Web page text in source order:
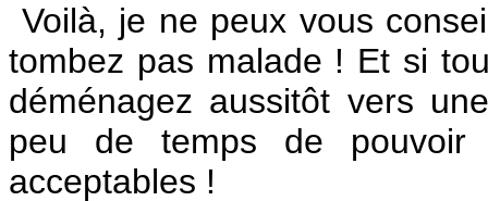
Voilà, je ne peux vous
tombez pas malade ! Et si
déménagez aussitôt vers
peu de temps de pouvoir
acceptables !